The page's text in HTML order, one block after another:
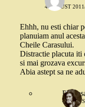
4 AUGUST
Ehhh, nu esti chiar
planuiam anul
Cheile Carasului.
Distractie placuta iti
si mai grozava
Abia astept sa ne
4